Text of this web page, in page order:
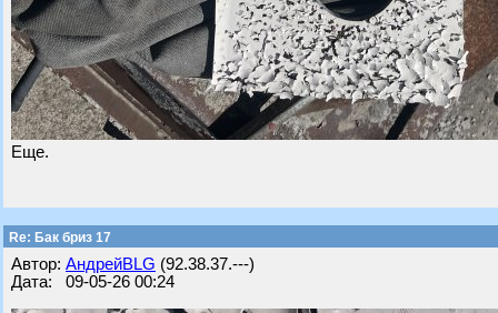
Еще.
Re: Бак бриз 17
Автор: АндрейBLG (92.38.37.---)
Дата: 09-05-26 00:24